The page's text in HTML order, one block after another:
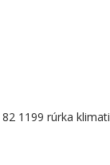
1199 rúrka